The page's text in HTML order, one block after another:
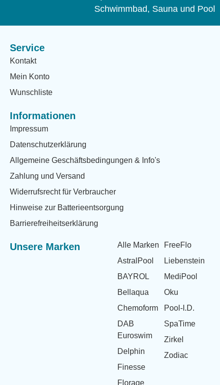
Schwimmbad, Sauna und Pool
Service
Kontakt
Mein Konto
Wunschliste
Informationen
Impressum
Datenschutzerklärung
Allgemeine Geschäftsbedingungen & Info's
Zahlung und Versand
Widerrufsrecht für Verbraucher
Hinweise zur Batterieentsorgung
Barrierefreiheitserklärung
Unsere Marken
Alle Marken
AstralPool
BAYROL
Bellaqua
Chemoform
DAB
Euroswim
Delphin
Finesse
Florage
FreeFlo
Liebenstein
MediPool
Oku
Pool-I.D.
SpaTime
Zirkel
Zodiac